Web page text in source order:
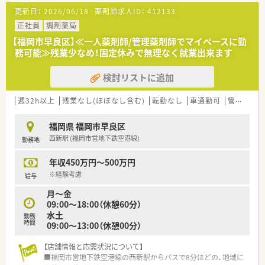
す。
【募集背景と求める人物像について】
■地域医療の更なる充実を目指した増員募集であり、特に在宅業
務にも意欲的に取り組んでいただける方を急募としてお迎えし
ます。
■最新機器の操作に抵抗がなく、患者様とのコミュニケーション
を大切にしながら、柔軟に業務をこなせる方を募集しています。
■子育て中の方やブランクがある方も歓迎しており、地域に根差
した薬局で長く腰を据えて働きたいという意欲のある方を求め
【求人情報について】
■パートの方は週3日から1日8時間勤務などの相談が可能で、ラ
す。
■時給は2,000円から2,200円の間で経験を考慮して決定され、
■週20時間以上の勤務であれば社会保険への加入も可能であ
り、安定した雇用条件のもとで安心して就業を継続いただけま
す。
■創業40年福岡を中心にドラッグストアと調剤薬局のチェーン
展開を行っており、地域に根差した店舗運営をしております。
更新日： 2026/06/18 薬剤師求人ID： 412133
正社員
調剤薬局
【福岡市早良区】≪一人薬剤師/管理薬剤師でマイペースに勤
務可能≫残業少なめ！固定休みで無理なく就業出来ます
検討リストに追加
週32h以上 残業なし(ほぼなし含む) 転勤なし 車通勤可 管理薬剤師
勤務地
福岡県 福岡市早良区
西新駅 (福岡市営地下鉄空港線)
給与
年収450万円～500万円
※経験考慮
勤務
時間
月～金
09:00～18:00（休憩60分）
水土
09:00～13:00（休憩00分）
【店舗情報と応需状況について】
■福岡市営地下鉄空港線の西新駅からバスで8分ほどの、地域に